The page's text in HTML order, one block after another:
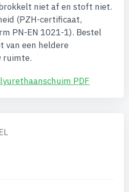
niet af en stoft niet.
(PZH-certificaat,
PN-EN 1021-1). Bestel
van een heldere
ruimte.
PDF